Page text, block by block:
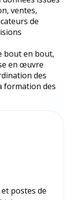
ventes,
de
bout en bout,
en œuvre
des
formation des
postes de